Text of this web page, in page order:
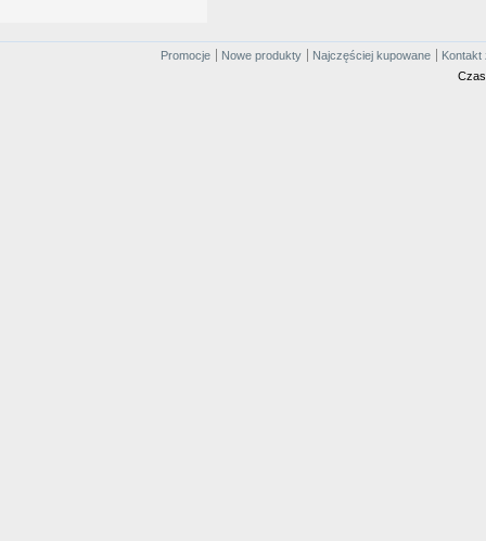
Promocje Nowe produkty Najczęściej kupowane
Kontakt